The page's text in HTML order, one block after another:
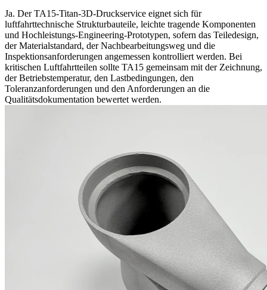
Ja. DerTA15-Titan-3D-Druckservice eignet sich für
luftfahrttechnische Strukturbauteile, leichte tragende Komponenten
und Hochleistungs-Engineering-Prototypen, sofern das Teiledesign,
der Materialstandard, der Nachbearbeitungsweg und die
Inspektionsanforderungen angemessen kontrolliert werden. Bei
kritischen Luftfahrtteilen sollte TA15 gemeinsam mit der Zeichnung,
der Betriebstemperatur, den Lastbedingungen, den
Toleranzanforderungen und den Anforderungen an die
Qualitätsdokumentation bewertet werden.